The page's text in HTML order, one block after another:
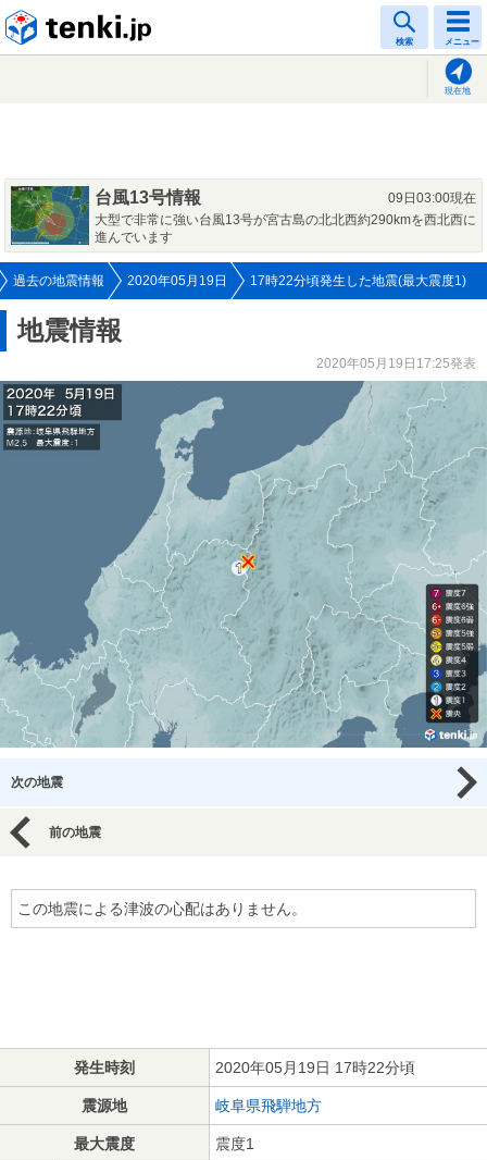
検索 メニュー
現在地
台風13号情報
09日03:00現在
大型で非常に強い台風13号が宮古島の北北西約290kmを西北西に
進んでいます
過去の地震情報 2020年05月19日 17時22分頃発生した地震(最大震度1)
地震情報
2020年05月19日17:25発表
次の地震
前の地震
この地震による津波の心配はありません。
発生時刻 2020年05月19日 17時22分頃
震源地 岐阜県飛騨地方
最大震度 震度1